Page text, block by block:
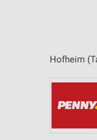
Hofheim